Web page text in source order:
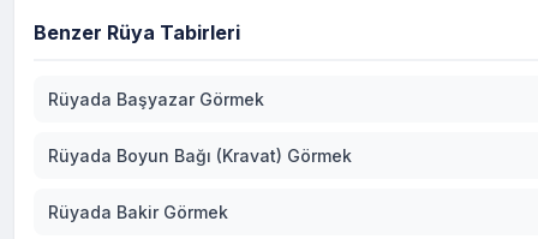
Benzer Rüya Tabirleri
Rüyada Başyazar Görmek
Rüyada Boyun Bağı (Kravat) Görmek
Rüyada Bakir Görmek